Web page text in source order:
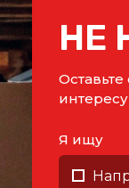
НЕ
Я ищу